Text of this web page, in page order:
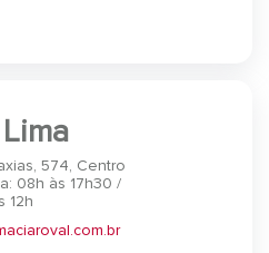
574, Centro
08h às 17h30 /
12h